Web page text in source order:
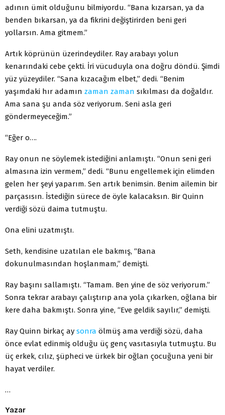
adının ümit olduğunu bilmiyordu. “Bana kızarsan, ya da
benden bıkarsan, ya da fikrini değiştirirden beni geri
yollarsın. Ama gitmem.”
Artık köprünün üzerindeydiler. Ray arabayı yolun
kenarındaki cebe çekti. İri vücuduyla ona doğru döndü. Şimdi
yüz yüzeydiler. “Sana kızacağım elbet,” dedi. “Benim
yaşımdaki hır adamın zaman zaman sıkılması da doğaldır.
Ama sana şu anda söz veriyorum. Seni asla geri
göndermeyeceğim.”
“Eğer o….
Ray onun ne söylemek istediğini anlamıştı. “Onun seni geri
almasına izin vermem,” dedi. “Bunu engellemek için elimden
gelen her şeyi yaparım. Sen artık benimsin. Benim ailemin bir
parçasısın. İstediğin sürece de öyle kalacaksın. Bir Quinn
verdiği sözü daima tutmuştu.
Ona elini uzatmıştı.
Seth, kendisine uzatılan ele bakmış, “Bana
dokunulmasından hoşlanmam,” demişti.
Ray başını sallamıştı. “Tamam. Ben yine de söz veriyorum.”
Sonra tekrar arabayı çalıştırıp ana yola çıkarken, oğlana bir
kere daha bakmıştı. Sonra yine, “Eve geldik sayılır,” demişti.
Ray Quinn birkaç ay sonra ölmüş ama verdiği sözü, daha
önce evlat edinmiş olduğu üç genç vasıtasıyla tutmuştu. Bu
üç erkek, cılız, şüpheci ve ürkek bir oğlan çocuğuna yeni bir
hayat verdiler.
…
Yazar